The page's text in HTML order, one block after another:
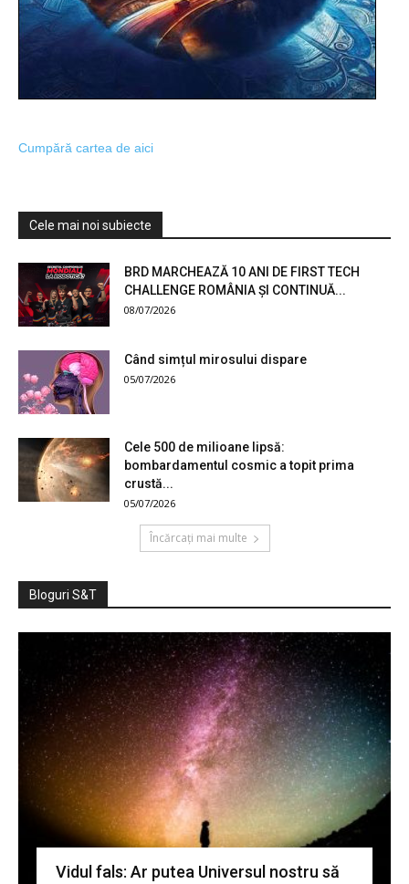
Cumpără cartea de aici
Cele mai noi subiecte
BRD MARCHEAZĂ 10 ANI DE FIRST TECH
CHALLENGE ROMÂNIA ȘI CONTINUĂ...
08/07/2026
Când simțul mirosului dispare
05/07/2026
Cele 500 de milioane lipsă:
bombardamentul cosmic a topit prima
crustă...
05/07/2026
Încărcați mai multe
Bloguri S&T
Vidul fals: Ar putea Universul nostru să